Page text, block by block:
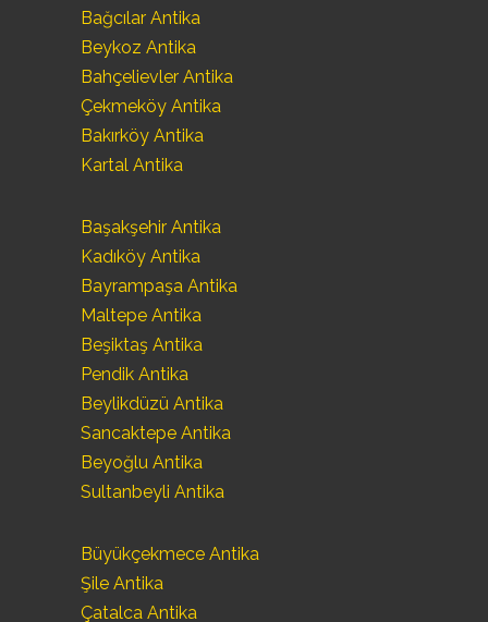
Bağcılar Antika
Beykoz Antika
Bahçelievler Antika
Çekmeköy Antika
Bakırköy Antika
Kartal Antika
Başakşehir Antika
Kadıköy Antika
Bayrampaşa Antika
Maltepe Antika
Beşiktaş Antika
Pendik Antika
Beylikdüzü Antika
Sancaktepe Antika
Beyoğlu Antika
Sultanbeyli Antika
Büyükçekmece Antika
Şile Antika
Çatalca Antika